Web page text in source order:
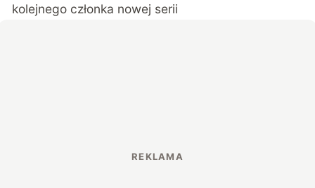
kolejnego członka nowej serii